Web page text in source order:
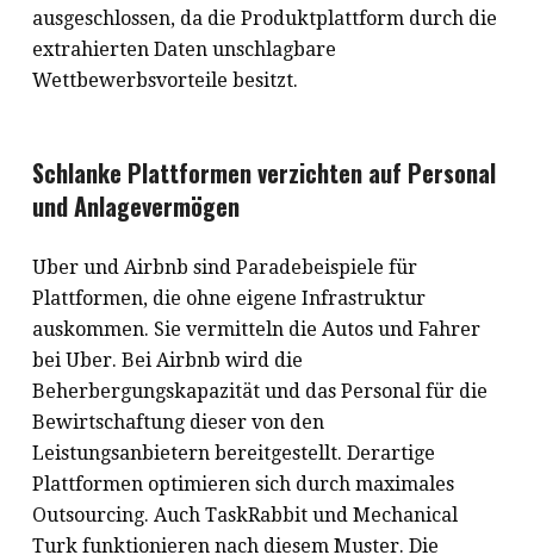
ausgeschlossen, da die Produktplattform durch die
extrahierten Daten unschlagbare
Wettbewerbsvorteile besitzt.
Schlanke Plattformen verzichten auf Personal
und Anlagevermögen
Uber und Airbnb sind Paradebeispiele für
Plattformen, die ohne eigene Infrastruktur
auskommen. Sie vermitteln die Autos und Fahrer
bei Uber. Bei Airbnb wird die
Beherbergungskapazität und das Personal für die
Bewirtschaftung dieser von den
Leistungsanbietern bereitgestellt. Derartige
Plattformen optimieren sich durch maximales
Outsourcing. Auch TaskRabbit und Mechanical
Turk funktionieren nach diesem Muster. Die